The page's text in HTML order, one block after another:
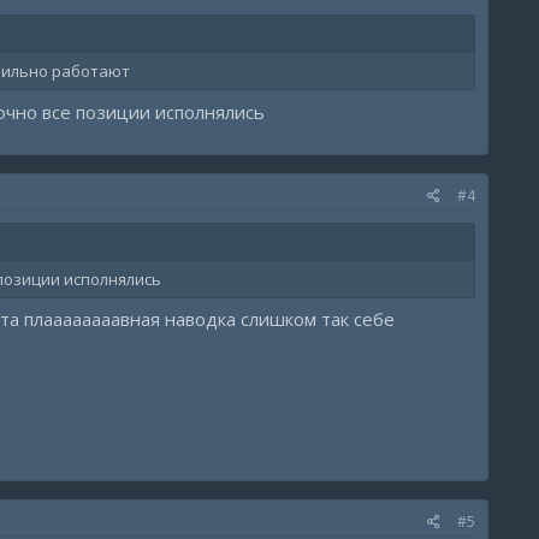
работают
все позиции исполнялись
#4
исполнялись
плаааааааавная наводка слишком так себе
#5